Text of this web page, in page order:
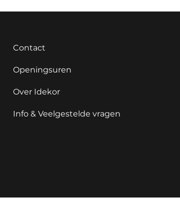
Contact
Openingsuren
Over Idekor
Info & Veelgestelde vragen